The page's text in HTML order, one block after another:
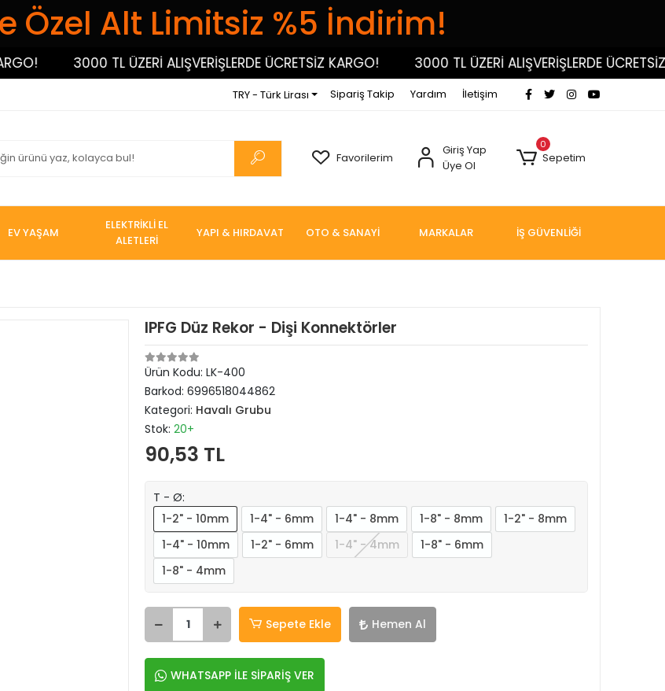
Özel Alt Limitsiz %5 İndirim!
3000 TL ÜZERİ ALIŞVERİŞLERDE ÜCRETSİZ KARGO! 3000 TL ÜZERİ ALIŞVERİŞLERDE ÜCRETSİZ
TRY - Türk Lirası Sipariş Takip Yardım İletişim
Favorilerim
Giriş Yap
Üye Ol
0
Sepetim
EV YAŞAM
ELEKTRİKLİ EL
ALETLERİ
YAPI & HIRDAVAT OTO & SANAYİ MARKALAR İŞ GÜVENLİĞİ
IPFG Düz Rekor - Dişi Konnektörler
Ürün Kodu: LK-400
Barkod: 6996518044862
Kategori: Havalı Grubu
Stok: 20+
90,53 TL
T - Ø:
1-2" - 10mm
1-4" - 6mm 1-4" - 8mm 1-8" - 8mm
1-2" - 8mm
1-4" - 10mm
1-2" - 6mm 1-4" - 4mm
1-8" - 6mm
1-8" - 4mm
Sepete Ekle Hemen Al
WHATSAPP İLE SİPARİŞ VER